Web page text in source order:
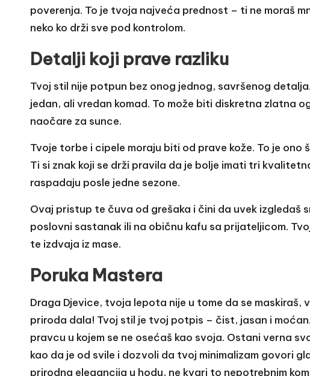
poverenja. To je tvoja najveća prednost – ti ne moraš
neko ko drži sve pod kontrolom.
Detalji koji prave razliku
Tvoj stil nije potpun bez onog jednog, savršenog
jedan, ali vredan komad. To može biti diskretna zlatna
naočare za sunce.
Tvoje torbe i cipele moraju biti od prave kože. To je ono
Ti si znak koji se drži pravila da je bolje imati tri
raspadaju posle jedne sezone.
Ovaj pristup te čuva od grešaka i čini da uvek izgledaš
poslovni sastanak ili na običnu kafu sa prijateljicom.
te izdvaja iz mase.
Poruka Mastera
Draga Djevice, tvoja lepota nije u tome da se maskiraš,
priroda dala! Tvoj stil je tvoj potpis – čist, jasan i
pravcu u kojem se ne osećaš kao svoja. Ostani verna
kao da je od svile i dozvoli da tvoj minimalizam govori
prirodna elegancija u hodu, ne kvari to nepotrebnim